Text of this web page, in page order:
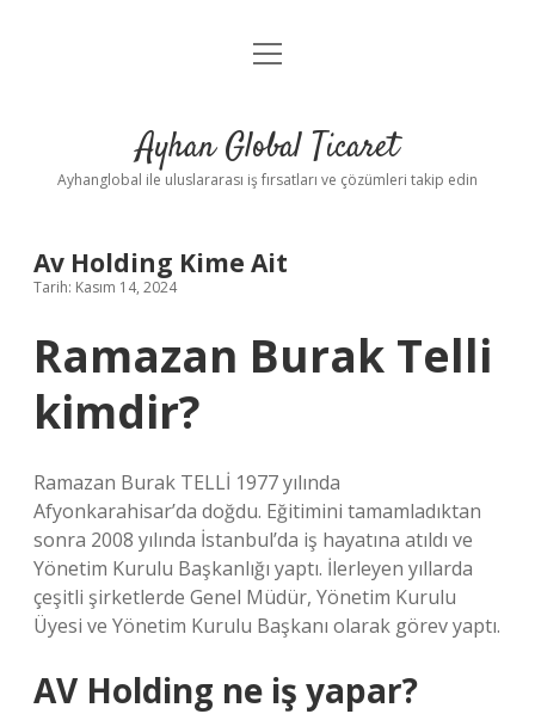
Anasayfa
Yasal Uyarı
menüyü
Ayhan Global Ticaret
Ayhanglobal ile uluslararası iş fırsatları ve çözümleri takip edin
Av Holding Kime Ait
Tarih: Kasım 14, 2024
Ramazan Burak Telli
kimdir?
Ramazan Burak TELLİ 1977 yılında
Afyonkarahisar’da doğdu. Eğitimini tamamladıktan
sonra 2008 yılında İstanbul’da iş hayatına atıldı ve
Yönetim Kurulu Başkanlığı yaptı. İlerleyen yıllarda
çeşitli şirketlerde Genel Müdür, Yönetim Kurulu
Üyesi ve Yönetim Kurulu Başkanı olarak görev yaptı.
AV Holding ne iş yapar?